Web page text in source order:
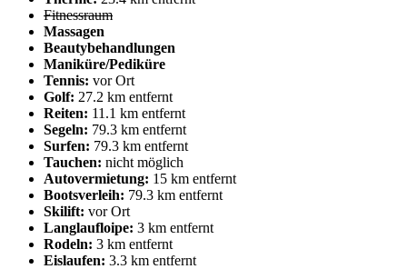
Fitnessraum
Massagen
Beautybehandlungen
Maniküre/Pediküre
Tennis: vor Ort
Golf: 27.2 km entfernt
Reiten: 11.1 km entfernt
Segeln: 79.3 km entfernt
Surfen: 79.3 km entfernt
Tauchen: nicht möglich
Autovermietung: 15 km entfernt
Bootsverleih: 79.3 km entfernt
Skilift: vor Ort
Langlaufloipe: 3 km entfernt
Rodeln: 3 km entfernt
Eislaufen: 3.3 km entfernt